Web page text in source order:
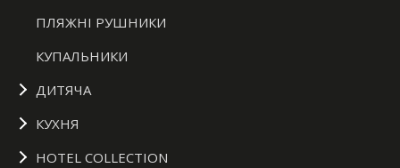
ПЛЯЖНІ РУШНИКИ
КУПАЛЬНИКИ
ДИТЯЧА
КУХНЯ
HOTEL COLLECTION